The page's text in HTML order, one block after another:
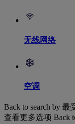
无线网络
空调
Back to search by 最
查看更多选项 Back